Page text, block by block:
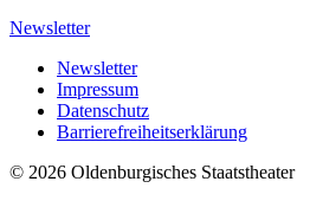
Newsletter
Newsletter
Impressum
Datenschutz
Barrierefreiheitserklärung
© 2026 Oldenburgisches Staatstheater